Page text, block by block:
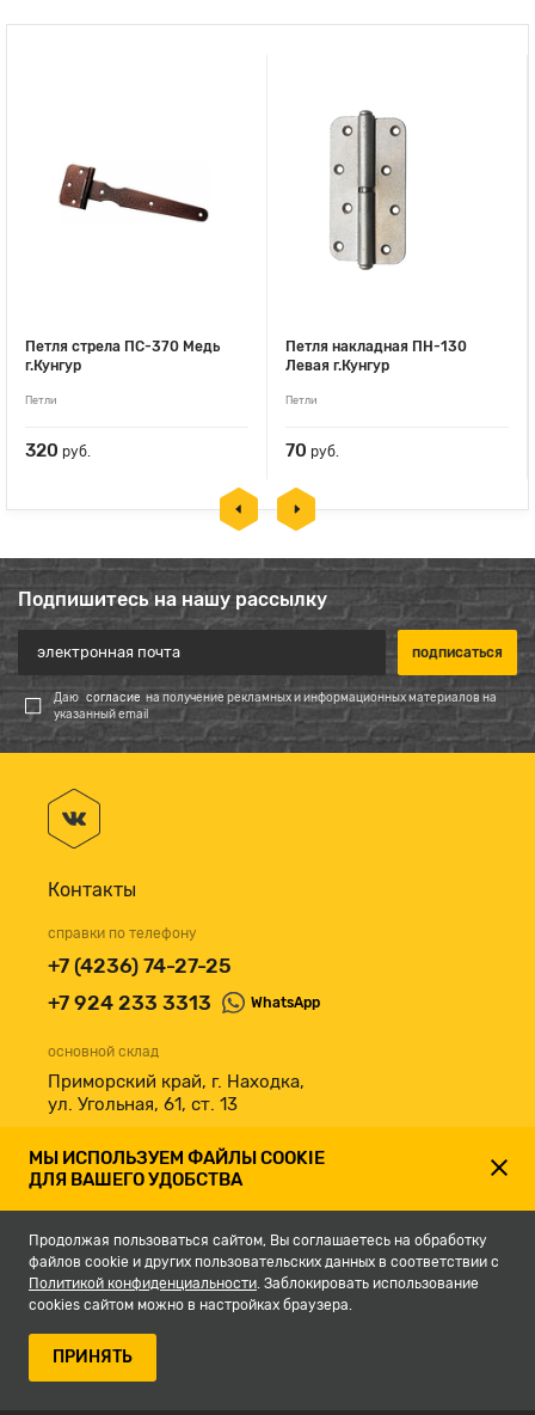
Петля стрела ПС-370 Медь
г.Кунгур
Петли
320 руб.
Петля накладная ПН-130
Левая г.Кунгур
Петли
70 руб.
Подпишитесь на нашу рассылку
Даю согласие на получение рекламных и информационных материалов на
указанный email
Контакты
справки по телефону
+7 (4236) 74-27-25
+7 924 233 3313
WhatsApp
основной склад
Приморский край, г. Находка,
ул. Угольная, 61, ст. 13
принимаем к оплате
© 2007-2026, Магазин строительных материалов СКЛАД13.РФ.
МЫ ИСПОЛЬЗУЕМ ФАЙЛЫ COOKIE
ДЛЯ ВАШЕГО УДОБСТВА
Продолжая пользоваться сайтом, Вы соглашаетесь на обработку
файлов cookie и других пользовательских данных в соответствии с
Политикой конфиденциальности. Заблокировать использование
cookies сайтом можно в настройках браузера.
ПРИНЯТЬ